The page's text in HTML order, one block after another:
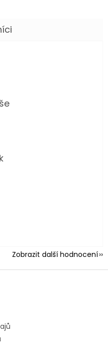
je 5 z 5 hvězdiček.
je 5 z 5 hvězdiček.
je 5 z 5 hvězdiček.
je 5 z 5 hvězdiček.
Zobrazit další hodnocení